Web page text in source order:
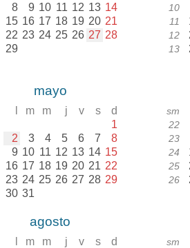
8 9 10 11 12 13 14
15 16 17 18 19 20 21
22 23 24 25 26 27 28
29
10
11
12
13
mayo
m m j v s d
1
2 3 4 5 6 7 8
9 10 11 12 13 14 15
16 17 18 19 20 21 22
23 24 25 26 27 28 29
30 31
sm
22
23
24
25
26
agosto
m m j v s d sm